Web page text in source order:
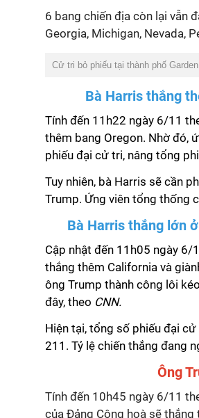
6 bang chiến địa còn lại vẫn
Georgia, Michigan, Nevada,
Cử tri bỏ phiếu tại thành phố
Bà Harris thắng
Tính đến 11h22 ngày 6/11
thêm bang Oregon. Nhờ đó,
phiếu đại cử tri, nâng tổng
Tuy nhiên, bà Harris sẽ cần
Trump. Ứng viên tổng thống
Bà Harris thắng lớn
Cập nhật đến 11h05 ngày 6/
thắng thêm California và
ông Trump thành công lôi
đây, theo CNN.
Hiện tại, tổng số phiếu đại
211. Tỷ lệ chiến thắng đang
Ông
Tính đến 10h45 ngày 6/11
của Đảng Cộng hoà sẽ